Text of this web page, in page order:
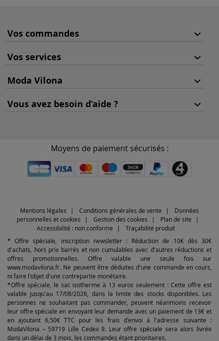
Vos commandes
Vos services
Moda Vilona
Vous avez besoin d’aide ?
Moyens de paiement sécurisés :
Mentions légales Conditions générales de vente
Données
personnelles et cookies
Gestion des cookies
Plan de site
Accessibilité : non conforme
Traçabilité produit
* Offre spéciale, inscription newsletter : Réduction de 10€ dès 30€
d'achats, hors prix barrés et non cumulables avec d'autres réductions et
offres promotionnelles. Offre valable une seule fois sur
www.modavilona.fr. Ne peuvent être déduites d'une commande en cours,
ni faire l'objet d'une contrepartie monétaire.
*Offre spéciale, le sac isotherme à 13 euros seulement : Cette offre est
valable jusqu'au 17/08/2026, dans la limite des stocks disponibles. Les
personnes ne souhaitant pas commander, peuvent néanmoins recevoir
leur offre spéciale en envoyant leur demande avec un paiement de 13€ et
en ajoutant 6,50€ TTC pour les frais d'envoi à l'adresse suivante :
ModaVilona – 59719 Lille Cedex 9. Leur offre spéciale sera alors livrée
dans un délai de 3 mois, les commandes étant prioritaires.